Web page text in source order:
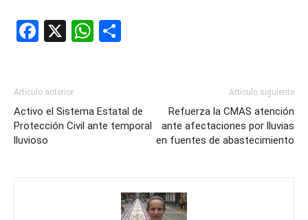
Facebook
X WhatsApp
Artículo anterior
Activo el Sistema Estatal de
Protección Civil ante temporal
lluvioso
Artículo siguiente
Refuerza la CMAS atención
ante afectaciones por lluvias
en fuentes de abastecimiento